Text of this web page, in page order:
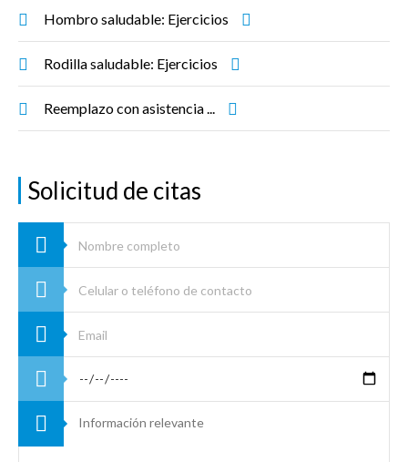
Hombro saludable: Ejercicios
Rodilla saludable: Ejercicios
Reemplazo con asistencia ...
Solicitud de citas